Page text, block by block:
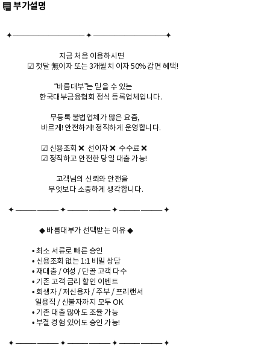
부가설명
✦────────────── ✦ ──────────────✦
지금 처음 이용하시면
☑ 첫달 無이자 또는 3개월치 이자 50% 감면 혜택!
“바름대부”는 믿을 수 있는
한국대부금융협회 정식 등록업체입니다.
무등록 불법업체가 많은 요즘,
바르게! 안전하게! 정직하게 운영합니다.
☑ 신용조회 ❌ 선이자 ❌ 수수료 ❌
☑ 정직하고 안전한 당일 대출 가능!
고객님의 신뢰와 안전을
무엇보다 소중하게 생각합니다.
✦ ──── ──── ✦ ──── ──── ✦ ──── ──── ✦
◆ 바름대부가 선택받는 이유 ◆
• 최소 서류로 빠른 승인
• 신용조회 없는 1:1 비밀 상담
• 재대출 / 여성 / 단골 고객 다수
• 기존 고객 금리 할인 이벤트
• 회생자 / 저신용자 / 주부 / 프리랜서
일용직 / 신불자까지 모두 OK
• 기존 대출 많아도 조율 가능
• 부결 경험 있어도 승인 가능!
✦ ──── ──── ✦ ──── ──── ✦ ──── ──── ✦